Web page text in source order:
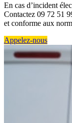
En cas d’incident
Contactez 09 72 51
et conforme aux
Appelez-nous